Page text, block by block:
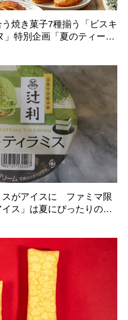
焼き菓子7種揃う「ビスキ
」特別企画「夏のティーパ
スがアイスに ファミマ限
ス」は夏にぴったりの爽